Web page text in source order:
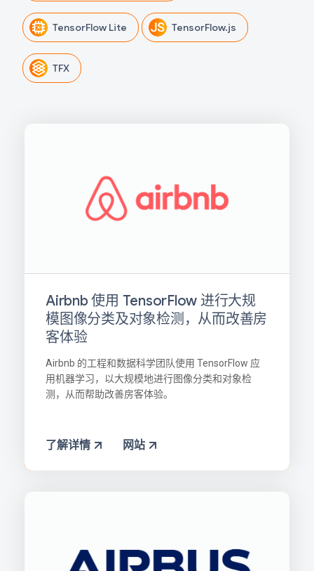
TensorFlow Lite TensorFlow.js
TFX
Airbnb 使用 TensorFlow 进行大规
模图像分类及对象检测，从而改善房
客体验
Airbnb 的工程和数据科学团队使用 TensorFlow 应
用机器学习，以大规模地进行图像分类和对象检
测，从而帮助改善房客体验。
了解详情 网站